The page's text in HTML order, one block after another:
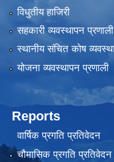
विधुतीय हाजिरी
सहकारी व्यवस्थापन
स्थानीय संचित कोष
योजना व्यवस्थापन प्रणाली
Reports
वार्षिक प्रगति प्रतिवेदन
चौमासिक प्रगति प्रतिवेदन